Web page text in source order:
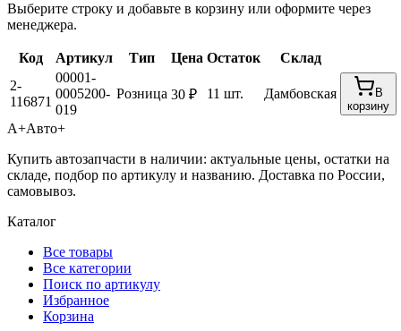
Выберите строку и добавьте в корзину или оформите через
менеджера.
Код Артикул Тип Цена Остаток
Склад
2-
116871
00001-
0005200-
019
Розница 30 ₽ 11 шт. Дамбовская
В
корзину
А+Авто+
Купить автозапчасти в наличии: актуальные цены, остатки на
складе, подбор по артикулу и названию. Доставка по России,
самовывоз.
Каталог
Все товары
Все категории
Поиск по артикулу
Избранное
Корзина